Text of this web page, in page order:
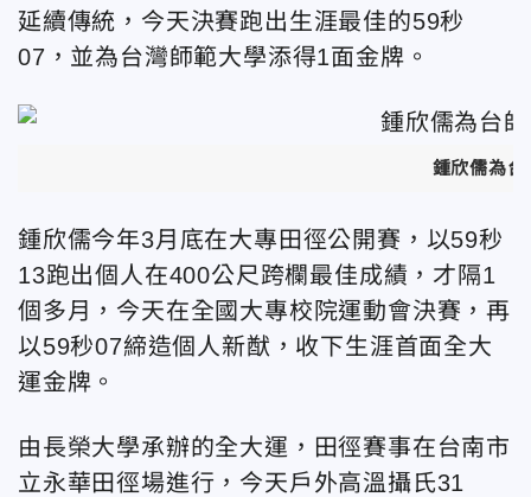
延續傳統，今天決賽跑出生涯最佳的59秒
07，並為台灣師範大學添得1面金牌。
鍾欣儒為
鍾欣儒今年3月底在大專田徑公開賽，以59秒
13跑出個人在400公尺跨欄最佳成績，才隔1
個多月，今天在全國大專校院運動會決賽，再
以59秒07締造個人新猷，收下生涯首面全大
運金牌。
由長榮大學承辦的全大運，田徑賽事在台南市
立永華田徑場進行，今天戶外高溫攝氏31